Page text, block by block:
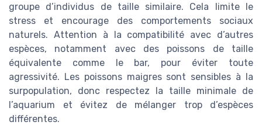
groupe d’individus de taille similaire. Cela limite le
stress et encourage des comportements sociaux
naturels. Attention à la compatibilité avec d’autres
espèces, notamment avec des poissons de taille
équivalente comme le bar, pour éviter toute
agressivité. Les poissons maigres sont sensibles à la
surpopulation, donc respectez la taille minimale de
l’aquarium et évitez de mélanger trop d’espèces
différentes.